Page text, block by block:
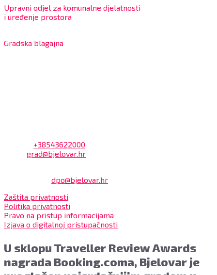
Upravni odjel za komunalne djelatnosti
i uređenje prostora
Gradska blagajna
+38543622000
grad@bjelovar.hr
dpo@bjelovar.hr
Zaštita privatnosti
Politika privatnosti
Pravo na pristup informacijama
Izjava o digitalnoj pristupačnosti
U sklopu Traveller Review Awards
nagrada Booking.coma, Bjelovar je